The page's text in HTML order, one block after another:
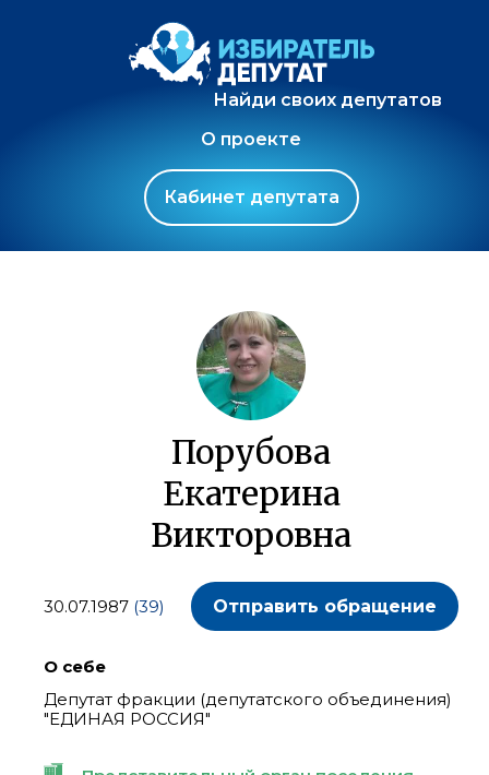
Найди своих депутатов
О проекте
Кабинет депутата
Порубова
Екатерина
Викторовна
30.07.1987 (39) Отправить обращение
О себе
Депутат фракции (депутатского объединения)
"ЕДИНАЯ РОССИЯ"